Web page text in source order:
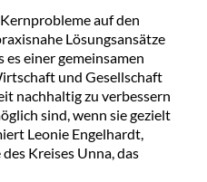
auf den
Lösungsansätze
es einer gemeinsamen
und Gesellschaft
nachhaltig zu verbessern
sind, wenn sie gezielt
Leonie Engelhardt,
Kreises Unna, das